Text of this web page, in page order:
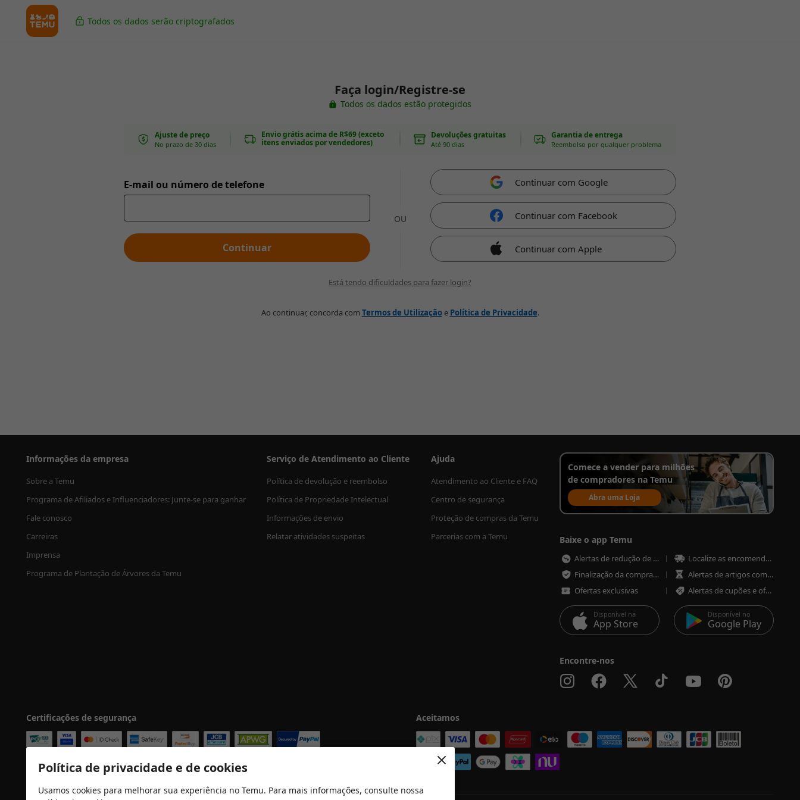
Todos os dados serão criptografados
Faça login/Registre-se
Todos os dados estão protegidos
Ajuste de preço
No prazo de 30 dias
Envio grátis acima de R$69 (exceto
itens enviados por vendedores)
Devoluções gratuitas
Até 90 dias
Garantia de entrega
Reembolso por qualquer problema
E-mail ou número de telefone
Continuar
OU
Continuar com Google
Continuar com Facebook
Continuar com Apple
Está tendo dificuldades para fazer login?
Ao continuar, concorda com Termos de Utilizaçãoe Política de Privacidade.
Informações da empresa
Sobre a Temu
Programa de Afiliados e Influenciadores: Junte-se para ganhar
Fale conosco
Carreiras
Imprensa
Programa de Plantação de Árvores da Temu
Serviço de Atendimento ao Cliente
Política de devolução e reembolso
Política de Propriedade Intelectual
Informações de envio
Relatar atividades suspeitas
Ajuda
Atendimento ao Cliente e FAQ
Centro de segurança
Proteção de compras da Temu
Parcerias com a Temu
Comece a vender para milhões
de compradores na Temu
Abra uma Loja
Baixe o app Temu
Alertas de redução de preço
Localize as encomendas em qualquer altura
Finalização da compra mais rápida e segura
Alertas de artigos com pouco stock
Ofertas exclusivas
Alertas de cupões e ofertas
Disponível na
App Store
Disponível no
Google Play
Encontre-nos
Certificações de segurança Aceitamos
Política de privacidade e de cookies
Usamos cookies para melhorar sua experiência no Temu. Para mais informações, consulte nossa